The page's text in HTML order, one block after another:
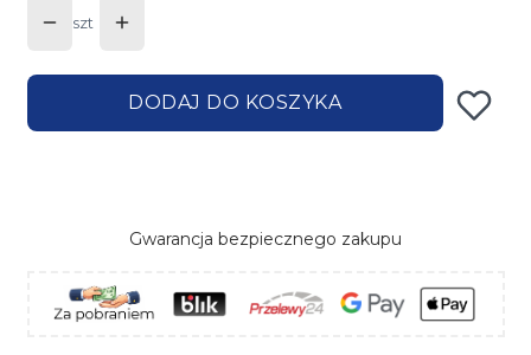
szt
DODAJ DO KOSZYKA
Gwarancja bezpiecznego zakupu